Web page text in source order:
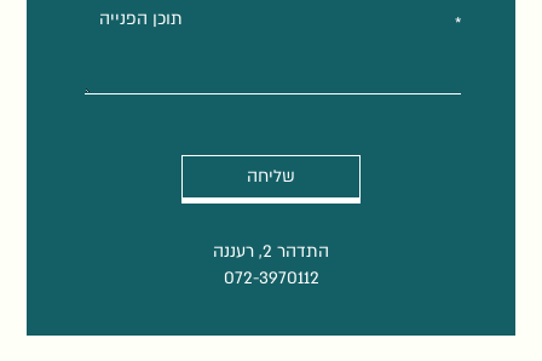
פרטים
בהקדם
התדהר 2, רעננה
072-3970112